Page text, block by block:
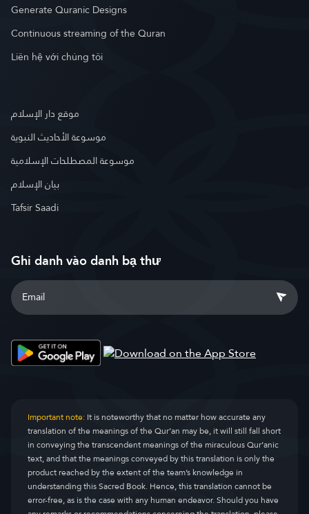
Generate Quranic Designs
Continuous streaming of the Quran
Liên hệ với chúng tôi
موقع دار الإسلام
موسوعة الأحاديث النبوية
موسوعة المصطلحات الإسلامية
بيان الإسلام
Tafsir Saadi
Ghi danh vào danh bạ thư
Important note:It is noteworthy that no matter how accurate any
translation of the meanings of the Qur’an may be, it will still fall short
in conveying the transcendent meanings of the miraculous Qur’anic
text, and that the meanings conveyed by this translation is only the
product reached by the extent of the team’s knowledge in
understanding this Sacred Book. Hence, this translation cannot be
error-free, as is the case with any human endeavor. Should you have